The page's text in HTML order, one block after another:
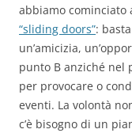
abbiamo cominciato
“sliding doors”:
un’amicizia,
punto B anziché nel
per provocare o
eventi. La volontà
c’è bisogno di un